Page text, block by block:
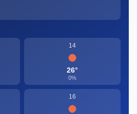
14
26°
0%
16